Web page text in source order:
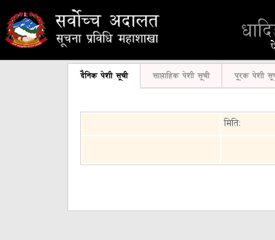
दैनिक पेशी सूची साप्ताहिक पेशी सूची पूरक पेशी
मिति: